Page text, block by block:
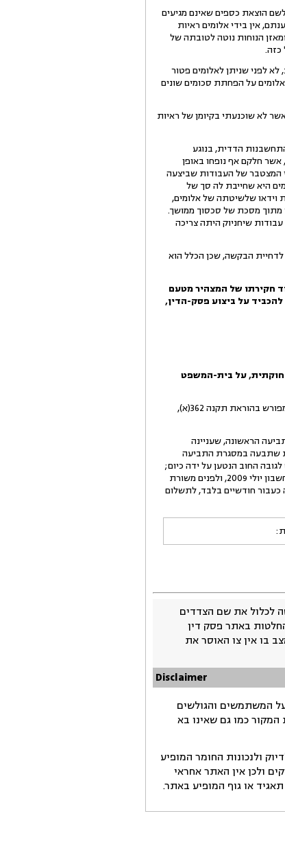
הוצאת כספים שאינם מגיעים
ביצוע כושל של העבודות. לטענתם, אין בידי אלומים ראיות
הנוחות נוטה לטובתה של
כזה.
לפני שניתן לאלומים פטור
על הפחתת סכומים שונים
לא שוכנעתי בקיומן של ראיות
הדדית, בנוגע
חלקם אף נופחו באופן
השווי המצטבר של העבודות שביצעה
היא שחייבת לה סך של
וידאו שלשיטתה של אלומים,
מתוך מסכת של סכסוך ממושך.
שילמה לקבלנים ולספקים בגין עבודות שיחניוק היתה צריכה
לדחיית הבקשה, שכן הכלל הוא
חקירתו של המצהיר מטעם
על ביצוע פסק-הדין,
חוקתית, על בית-המשפט
ודוק: דברים אלה נאמרו עוד לפני תיקון התשס"א של תקנות סדר הדין האזרחי, התשמ"ד- 1984, והם מקבלים כיום ביטוי מפורש בהוראת תקנה 362(א),
הראשונה, שעניינה
בגין חשבונות שתבעה במסגרת התביעה
שנחתם ביום 7.4.2009 טענה אלומים לחוב נמוך יותר בסכום כולל של 1,328,102 ₪ ביחס לגובה החוב הנטען על ידה כיום;
בנוסף, פועלת לחובתה של אלומים העובדה שביום 6.10.2009 היא חתמה על מסמך בו הודתה כי לא מגיע לה תשלום בגין חשבון יולי 2009, ולפנים משורת
תביעה כעבור חודשיים בלבד, לתשלום
לכלול את שם הצדדים
באתר פסק דין
בו אין צו האוסר את
Disclaimer
המשתמשים והגולשים
המקור כמו גם שאינו בא
ולנכונות החומר המופיע
ולכן אין האתר אחראי
או גוף המופיע באתר.